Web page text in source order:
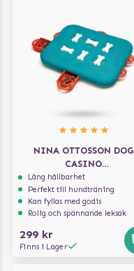
NINA OTTOSSON DOG
CASINO
AKTIVERINGSLEKSAK
Lång hållbarhet
Perfekt till hundträning
Kan fyllas med godis
Rolig och spännande leksak
299 kr
Finns i Lager